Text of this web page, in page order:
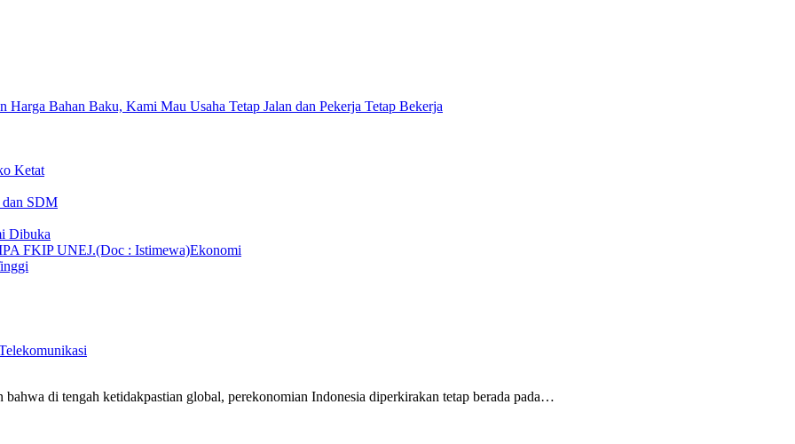
Bahan Baku, Kami Mau Usaha Tetap Jalan dan Pekerja Tetap Bekerja
Ketat
SDM
Dibuka
Ekonomi
di tengah ketidakpastian global, perekonomian Indonesia diperkirakan tetap berada pada…